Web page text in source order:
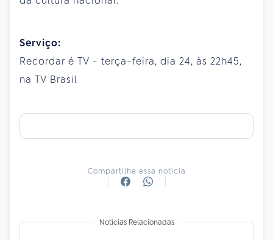
Serviço:
Recordar é TV - terça-feira, dia 24, às 22h45,
na TV Brasil
Compartilhe essa notícia
Notícias Relacionadas